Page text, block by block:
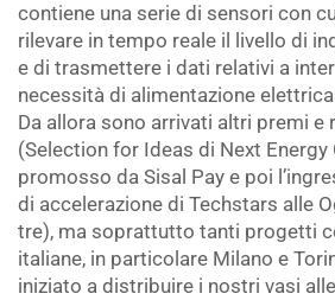
contiene una serie di sensori con
rilevare in tempo reale il livello di
e di trasmettere i dati relativi a
necessità di alimentazione
Da allora sono arrivati altri premi e
(Selection for Ideas di Next Energy
promosso da Sisal Pay e poi
di accelerazione di Techstars alle
tre), ma soprattutto tanti progetti
italiane, in particolare Milano e
iniziato a distribuire i nostri vasi